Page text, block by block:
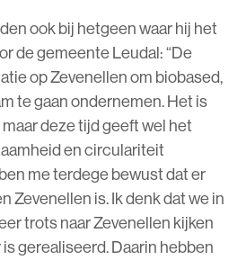
ook bij hetgeen waar hij het
de gemeente Leudal: “De
op Zevenellen om biobased,
te gaan ondernemen. Het is
deze tijd geeft wel het
en circulariteit
me terdege bewust dat er
Zevenellen is. Ik denk dat we in
trots naar Zevenellen kijken
gerealiseerd. Daarin hebben